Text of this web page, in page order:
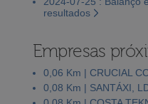
resultados
Empresas
0,06 Km | CRUCIAL
0,08 Km | SANTÁXI,